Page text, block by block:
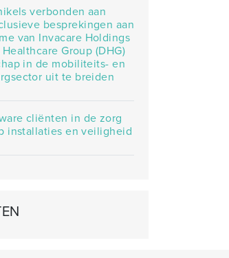
verbonden aan
besprekingen aan
van Invacare Holdings
Group (DHG)
in de mobiliteits- en
uit te breiden
cliënten in de zorg
installaties en veiligheid